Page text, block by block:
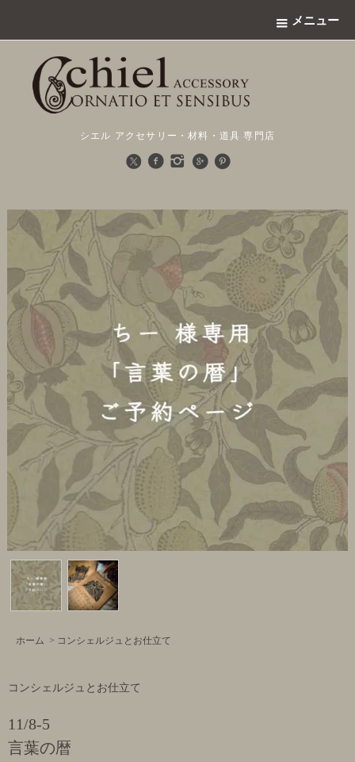
メニュー
シエル アクセサリー・材料・道具 専門店
ホーム > コンシェルジュとお仕立て
コンシェルジュとお仕立て
11/8-5
言葉の暦